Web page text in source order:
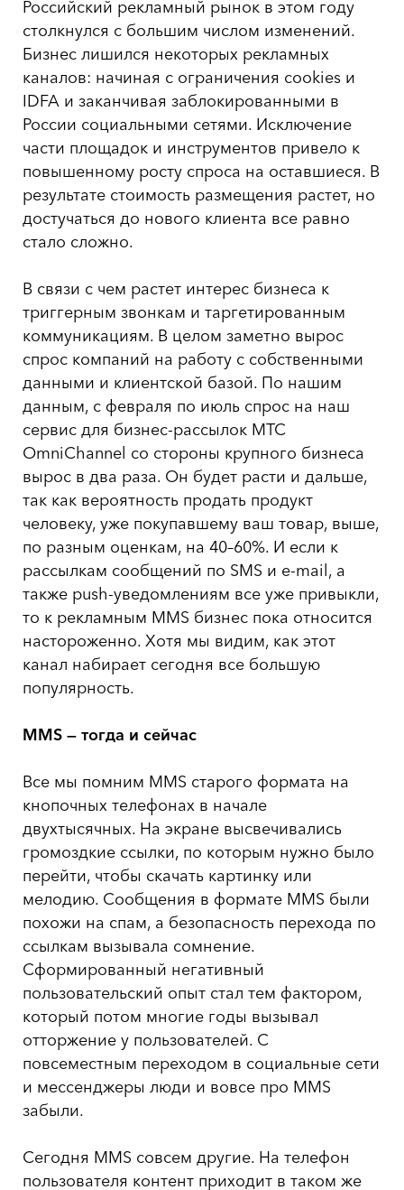
Российский рекламный рынок в этом году
столкнулся с большим числом изменений.
Бизнес лишился некоторых рекламных
каналов: начиная с ограничения cookies и
IDFA и заканчивая заблокированными в
России социальными сетями. Исключение
части площадок и инструментов привело к
повышенному росту спроса на оставшиеся. В
результате стоимость размещения растет, но
достучаться до нового клиента все равно
стало сложно.
В связи с чем растет интерес бизнеса к
триггерным звонкам и таргетированным
коммуникациям. В целом заметно вырос
спрос компаний на работу с собственными
данными и клиентской базой. По нашим
данным, с февраля по июль спрос на наш
сервис для бизнес-рассылок МТС
OmniChannel со стороны крупного бизнеса
вырос в два раза. Он будет расти и дальше,
так как вероятность продать продукт
человеку, уже покупавшему ваш товар, выше,
по разным оценкам, на 40–60%. И если к
рассылкам сообщений по SMS и e-mail, а
также push-уведомлениям все уже привыкли,
то к рекламным MMS бизнес пока относится
настороженно. Хотя мы видим, как этот
канал набирает сегодня все большую
популярность.
MMS — тогда и сейчас
Все мы помним MMS старого формата на
кнопочных телефонах в начале
двухтысячных. На экране высвечивались
громоздкие ссылки, по которым нужно было
перейти, чтобы скачать картинку или
мелодию. Сообщения в формате MMS были
похожи на спам, а безопасность перехода по
ссылкам вызывала сомнение.
Сформированный негативный
пользовательский опыт стал тем фактором,
который потом многие годы вызывал
отторжение у пользователей. С
повсеместным переходом в социальные сети
и мессенджеры люди и вовсе про MMS
забыли.
Cегодня MMS совсем другие. На телефон
пользователя контент приходит в таком же